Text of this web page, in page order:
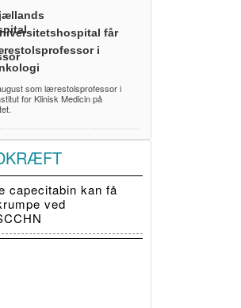
får
i
som lærestolsprofessor i
for Klinisk Medicin på
capecitabin kan få
ved